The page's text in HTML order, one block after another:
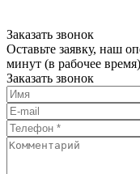
Заказать звонок
Оставьте заявку, наш
минут (в рабочее время)
Заказать звонок